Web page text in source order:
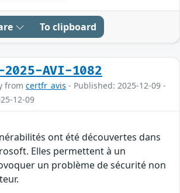
To clipboard
2025-AVI-1082
from certfr_avis - Published: 2025-12-09 -
12-09
ont été découvertes dans
Elles permettent à un
un problème de sécurité non